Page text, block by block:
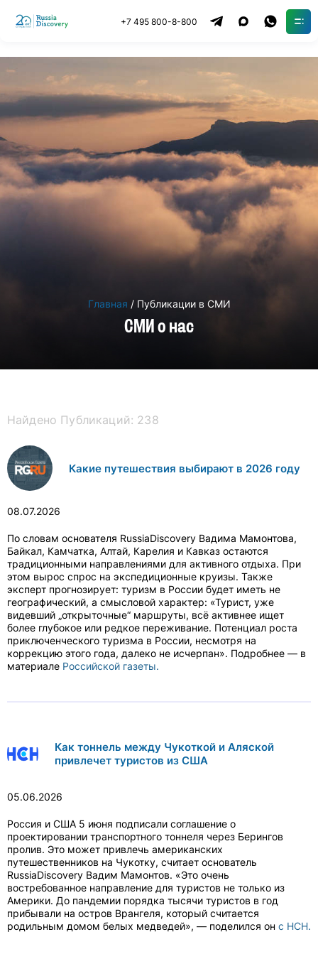
+7 495 800-8-800
Главная Публикации в СМИ
СМИ о нас
Найдено Публикаций: 238
Какие путешествия выбирают в 2026 году
08.07.2026
По словам основателя RussiaDiscovery Вадима Мамонтова,
Байкал, Камчатка, Алтай, Карелия и Кавказ остаются
традиционными направлениями для активного отдыха. При
этом вырос спрос на экспедиционные круизы. Также
эксперт прогнозирует: туризм в России будет иметь не
географический, а смысловой характер: «Турист, уже
видевший „открыточные“ маршруты, всё активнее ищет
более глубокое или редкое переживание. Потенциал роста
приключенческого туризма в России, несмотря на
коррекцию этого года, далеко не исчерпан». Подробнее — в
материале Российской газеты.
Как тоннель между Чукоткой и Аляской
привлечет туристов из США
05.06.2026
Россия и США 5 июня подписали соглашение о
проектировании транспортного тоннеля через Берингов
пролив. Это может привлечь американских
путешественников на Чукотку, считает основатель
RussiaDiscovery Вадим Мамонтов. «Это очень
востребованное направление для туристов не только из
Америки. До пандемии порядка тысячи туристов в год
прибывали на остров Врангеля, который считается
родильным домом белых медведей», — поделился он с НСН.